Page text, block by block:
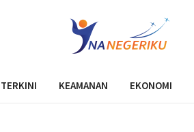
KEAMANAN EKONOMI